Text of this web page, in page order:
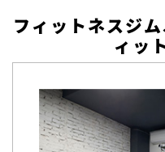
フィットネスジ
ィッ